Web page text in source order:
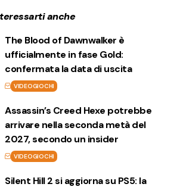
anche
The Blood of Dawnwalker è
ufficialmente in fase Gold:
confermata la data di uscita
VIDEOGIOCHI
Assassin’s Creed Hexe potrebbe
arrivare nella seconda metà del
2027, secondo un insider
VIDEOGIOCHI
Silent Hill 2 si aggiorna su PS5: la